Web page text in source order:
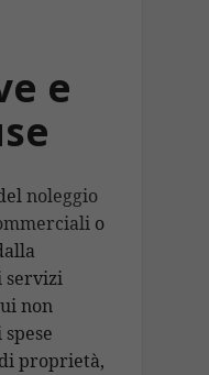
e
noleggio
o
servizi
non
proprietà,